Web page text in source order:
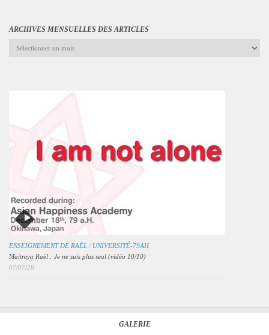
ARCHIVES MENSUELLES DES ARTICLES
ENSEIGNEMENT DE RAËL / UNIVERSITÉ-79AH
Maitreya Raël : Je ne suis plus seul (vidéo 10/10)
07/07/26
GALERIE